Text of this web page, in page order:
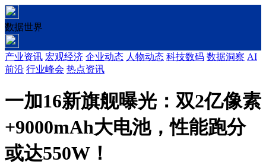
数据世界
产业资讯 宏观经济 企业动态 人物动态 科技数码 数据洞察 AI
前沿 行业峰会 热点资讯
一加16新旗舰曝光：双2亿像素
+9000mAh大电池，性能跑分
或达550W！